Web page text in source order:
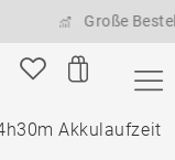
Große
Akkulaufzeit